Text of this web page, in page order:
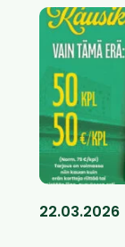
22.03.2026